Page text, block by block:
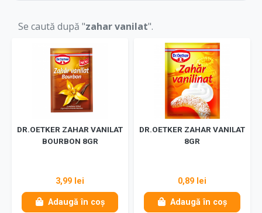
Se caută după "zahar vanilat".
DR.OETKER ZAHAR VANILAT
BOURBON 8GR
3,99 lei
Adaugă în coș
DR.OETKER ZAHAR VANILAT
8GR
0,89 lei
Adaugă în coș